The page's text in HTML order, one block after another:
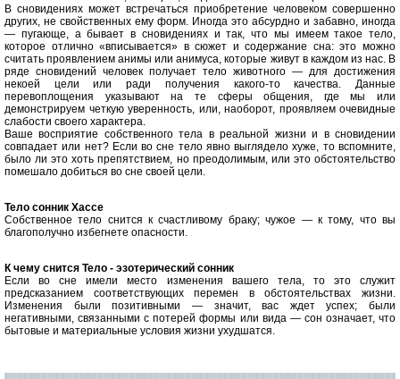
В сновидениях может встречаться приобретение человеком совершенно
других, не свойственных ему форм. Иногда это абсурдно и забавно, иногда
— пугающе, а бывает в сновидениях и так, что мы имеем такое тело,
которое отлично «вписывается» в сюжет и содержание сна: это можно
считать проявлением анимы или анимуса, которые живут в каждом из нас. В
ряде сновидений человек получает тело животного — для достижения
некоей цели или ради получения какого-то качества. Данные
перевоплощения указывают на те сферы общения, где мы или
демонстрируем четкую уверенность, или, наоборот, проявляем очевидные
слабости своего характера.
Ваше восприятие собственного тела в реальной жизни и в сновидении
совпадает или нет? Если во сне тело явно выглядело хуже, то вспомните,
было ли это хоть препятствием, но преодолимым, или это обстоятельство
помешало добиться во сне своей цели.
Тело cонник Хассе
Собственное тело снится к счастливому браку; чужое — к тому, что вы
благополучно избегнете опасности.
К чему снится Тело - эзотерический сонник
Если во сне имели место изменения вашего тела, то это служит
предсказанием соответствующих перемен в обстоятельствах жизни.
Изменения были позитивными — значит, вас ждет успех; были
негативными, связанными с потерей формы или вида — сон означает, что
бытовые и материальные условия жизни ухудшатся.